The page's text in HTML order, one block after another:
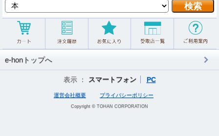
e-honトップへ
表示 ： スマートフォン PC
運営会社概要 プライバシーポリシー
Copyright © TOHAN CORPORATION